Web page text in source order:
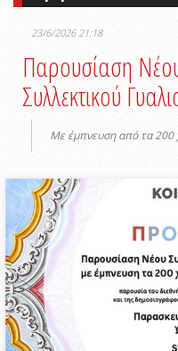
23/6/2026 21:18
Παρουσίαση
Συλλεκτικού
Με έμπνευση από τα 200